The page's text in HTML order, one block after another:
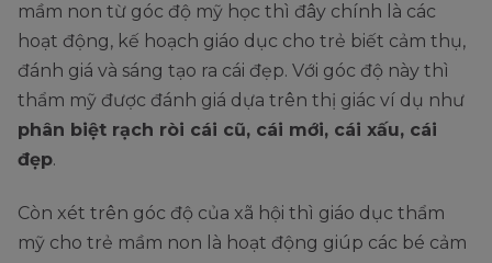
mầm non từ góc độ mỹ học thì đây chính là các
hoạt động, kế hoạch giáo dục cho trẻ biết cảm thụ,
đánh giá và sáng tạo ra cái đẹp. Với góc độ này thì
thẩm mỹ được đánh giá dựa trên thị giác ví dụ như
phân biệt rạch ròi cái cũ, cái mới, cái xấu, cái
đẹp.
Còn xét trên góc độ của xã hội thì giáo dục thẩm
mỹ cho trẻ mầm non là hoạt động giúp các bé cảm